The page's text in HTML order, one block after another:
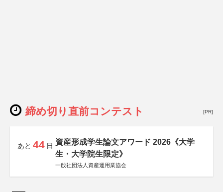
締め切り直前コンテスト [PR]
あと 44 日 資産形成学生論文アワード 2026《大学
生・大学院生限定》
一般社団法人資産運用業協会